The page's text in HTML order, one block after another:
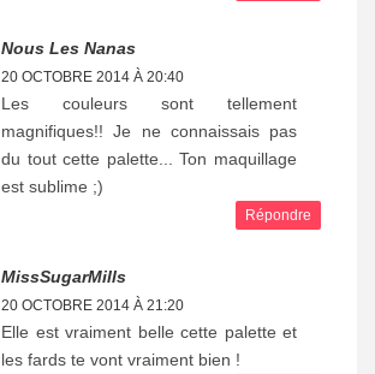
Nous Les Nanas
20 OCTOBRE 2014 À 20:40
Les couleurs sont tellement
magnifiques!! Je ne connaissais pas
du tout cette palette... Ton maquillage
est sublime ;)
Répondre
MissSugarMills
20 OCTOBRE 2014 À 21:20
Elle est vraiment belle cette palette et
les fards te vont vraiment bien !